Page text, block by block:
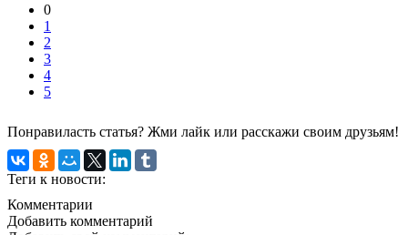
0
1
2
3
4
5
Понравиласть статья? Жми лайк или расскажи своим друзьям!
Теги к новости:
Комментарии
Добавить комментарий